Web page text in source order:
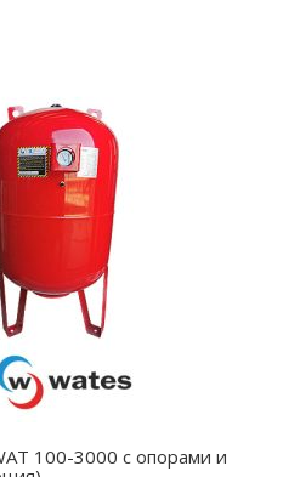
100-3000 с опорами и